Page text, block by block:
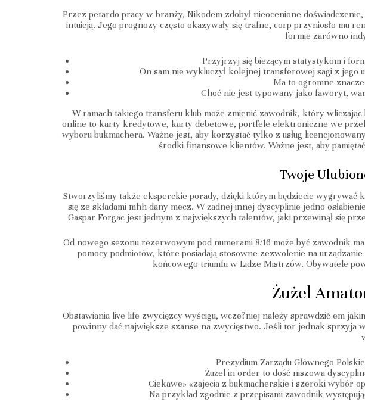
Przez petardo pracy w branży, Nikodem zdobył nieocenione
intuicją. Jego prognozy często okazywały się trafne, corp przyniosło mu
formie zarówno
Przyjrzyj się bieżącym statystykom i
On sam nie wykluczył kolejnej transferowej sagi z jego
Ma to ogromne
Choć nie jest typowany jako faworyt,
W ramach takiego transferu klub może zmienić zawodnik, który
online to karty kredytowe, karty debetowe, portfele elektroniczne we
wyboru bukmachera. Ważne jest, aby korzystać tylko z usług
środki finansowe klientów. Ważne jest, aby
Twoje
Stworzyliśmy także eksperckie porady, dzięki którym będziecie wygrywać
się ze składami mhh dany mecz. W żadnej innej dyscyplinie jedno
Gaspar Forgac jest jednym z największych talentów, jaki przewinął się
Od nowego sezonu rezerwowym pod numerami 8/16 może być zawodnik
pomocy podmiotów, które posiadają stosowne zezwolenie na
końcowego triumfu w Lidze Mistrzów. Obywatele
Żużel
Obstawiania live life zwycięzcy wyścigu, wcze?niej należy sprawdzić em
powinny dać największe szanse na zwycięstwo. Jeśli tor jednak sprzyja
Prezydium Zarządu Głównego
Żużel in order to dość niszowa
Ciekawe» «zajecia z bukmacherskie i szeroki wybór
Na przykład zgodnie z przepisami zawodnik